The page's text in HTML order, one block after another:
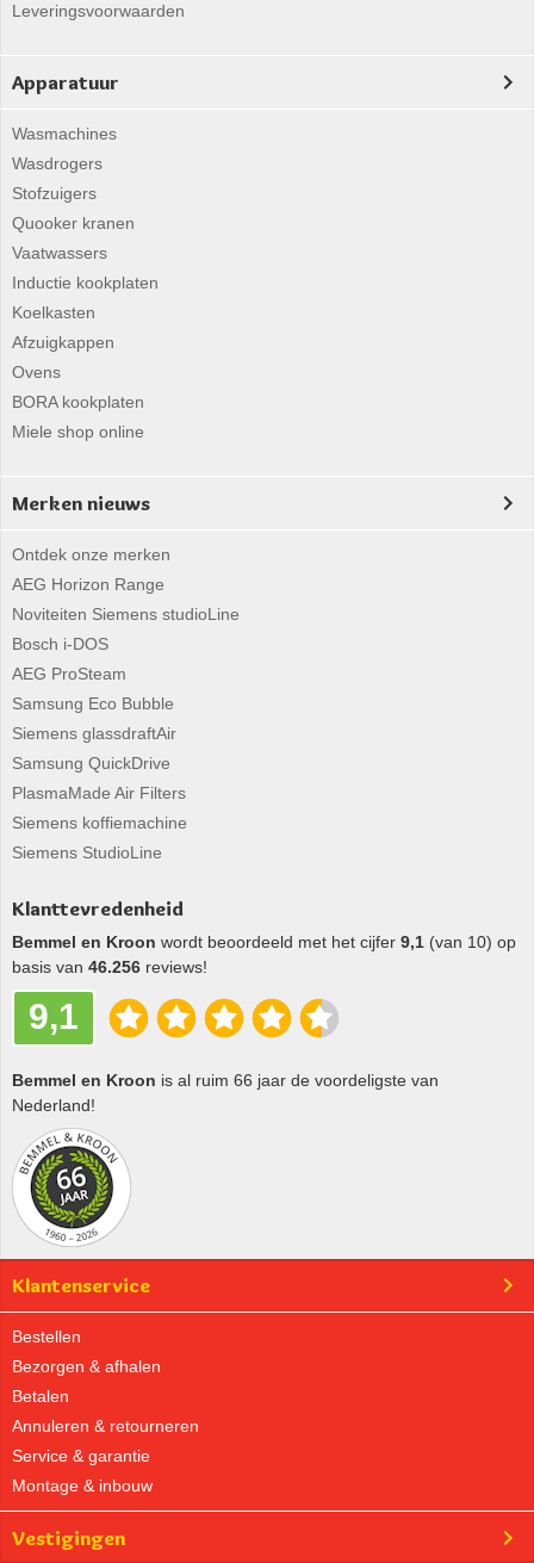
Leveringsvoorwaarden
Apparatuur
Wasmachines
Wasdrogers
Stofzuigers
Quooker kranen
Vaatwassers
Inductie kookplaten
Koelkasten
Afzuigkappen
Ovens
BORA kookplaten
Miele shop online
Merken nieuws
Ontdek onze merken
AEG Horizon Range
Noviteiten Siemens studioLine
Bosch i-DOS
AEG ProSteam
Samsung Eco Bubble
Siemens glassdraftAir
Samsung QuickDrive
PlasmaMade Air Filters
Siemens koffiemachine
Siemens StudioLine
Klanttevredenheid
Bemmel en Kroon wordt beoordeeld met het cijfer 9,1 (van 10) op
basis van 46.256 reviews!
9,1
Bemmel en Kroon is al ruim 66 jaar de voordeligste van
Nederland!
Klantenservice
Bestellen
Bezorgen & afhalen
Betalen
Annuleren & retourneren
Service & garantie
Montage & inbouw
Vestigingen